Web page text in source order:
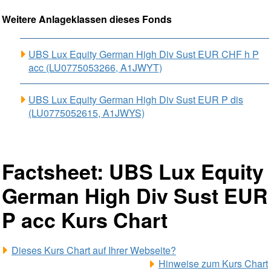
Weitere Anlageklassen dieses Fonds
UBS Lux Equity German High Div Sust EUR CHF h P
acc (LU0775053266, A1JWYT)
UBS Lux Equity German High Div Sust EUR P dis
(LU0775052615, A1JWYS)
Factsheet: UBS Lux Equity
German High Div Sust EUR
P acc Kurs Chart
Dieses Kurs Chart auf Ihrer Webseite?
Hinweise zum Kurs Chart